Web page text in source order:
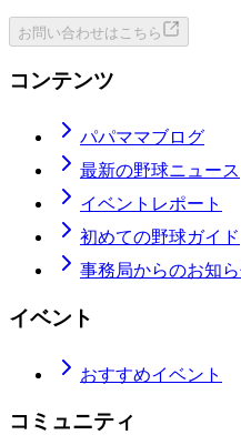
お問い合わせはこちら
コンテンツ
パパママブログ
最新の野球ニュース
イベントレポート
初めての野球ガイド
事務局からのお知
イベント
おすすめイベント
コミュニティ